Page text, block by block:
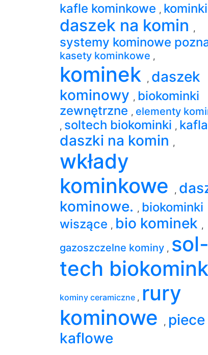
kafle kominkowe , kominki
daszek na komin ,
systemy kominowe
kasety kominkowe ,
kominek , daszek
kominowy , biokominki
zewnętrzne , elementy
, soltech biokominki ,
daszki na komin ,
wkłady
kominkowe
,
kominowe. , biokominki
wiszące , bio kominek ,
gazoszczelne kominy , sol-
tech
kominy ceramiczne , rury
kominowe
, piece
kaflowe